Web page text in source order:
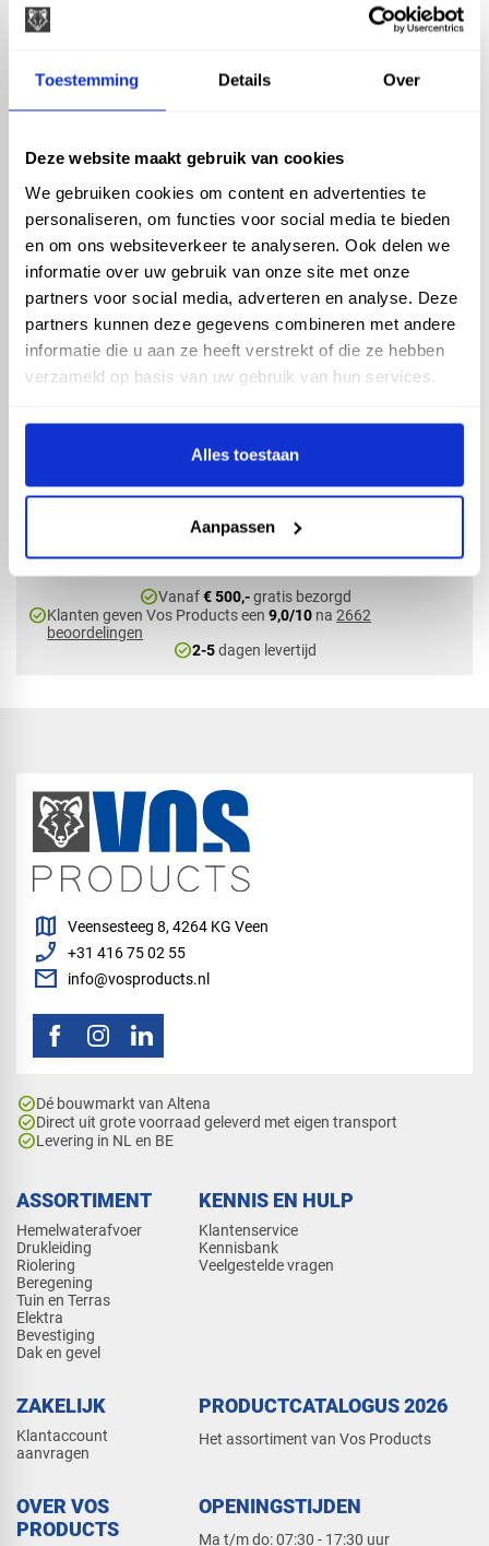
Toestemming Details Over
Deze website maakt gebruik van cookies
We gebruiken cookies om content en advertenties te
personaliseren, om functies voor social media te bieden
en om ons websiteverkeer te analyseren. Ook delen we
informatie over uw gebruik van onze site met onze
partners voor social media, adverteren en analyse. Deze
partners kunnen deze gegevens combineren met andere
informatie die u aan ze heeft verstrekt of die ze hebben
verzameld op basis van uw gebruik van hun services.
Alles toestaan
Aanpassen
Plafond/wand armatuur
- E27 + sensor - Ø33cm -
Wandarmatuur Moto
White E27 - PIR -
bewegingssensor
Wandarmatuur Moto
check_circleVanaf€ 500,-gratis bezorgd
check_circleKlanten geven Vos Products een9,0/10 na2662
beoordelingen
check_circle2-5dagen levertijd
ASSORTIMENT
Hemelwaterafvoer
Drukleiding
Riolering
Beregening
Tuin en Terras
Elektra
Bevestiging
Dak en gevel
KENNIS EN HULP
Klantenservice
Kennisbank
Veelgestelde vragen
ZAKELIJK
Klantaccount
aanvragen
PRODUCTCATALOGUS 2026
Het assortiment van Vos Products
OVER VOS
PRODUCTS
OPENINGSTIJDEN
Ma t/m do: 07:30 - 17:30 uur
map Veensesteeg 8, 4264 KG Veen
phone_enabled +31 416 75 02 55
mail info@vosproducts.nl
check_circleDé bouwmarkt van Altena
check_circleDirect uit grote voorraad geleverd met eigen transport
check_circleLevering in NL en BE